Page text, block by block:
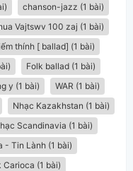
chanson-jazz (1 bài)
Vajtswv 100 zaj (1 bài)
thính [ ballad] (1 bài)
Folk ballad (1 bài)
y (1 bài)
WAR (1 bài)
Nhạc Kazakhstan (1 bài)
Scandinavia (1 bài)
- Tin Lành (1 bài)
Carioca (1 bài)